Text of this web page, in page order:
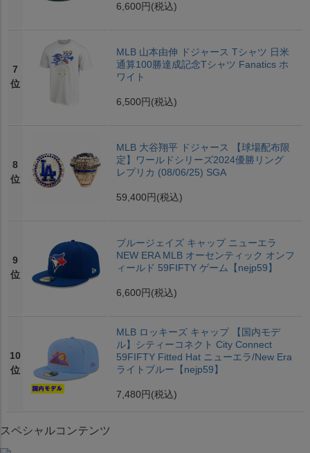
6,600円 (税込)
7
位
MLB 山本由伸 ドジャース Tシャツ 日米
通算100勝達成記念Tシャツ Fanatics ホ
ワイト
6,500円 (税込)
8
位
MLB 大谷翔平 ドジャース 【球場配布限
定】ワールドシリーズ2024優勝リング
レプリカ (08/06/25) SGA
59,400円 (税込)
9
位
ブルージェイズ キャップ ニューエラ
NEW ERA MLB オーセンティック オンフ
ィールド 59FIFTY ゲーム【nejp59】
6,600円 (税込)
10
位
MLB ロッキーズ キャップ 【国内モデ
ル】シティーコネクト City Connect
59FIFTY Fitted Hat ニューエラ/New Era
ライトブルー【nejp59】
7,480円 (税込)
スペシャルコンテンツ